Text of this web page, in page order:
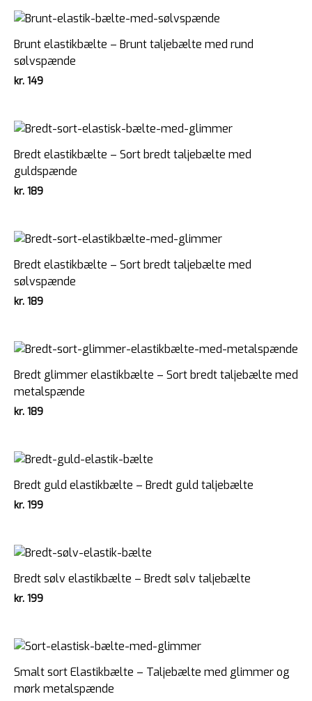
Brunt elastikbælte – Brunt taljebælte med rund
sølvspænde
kr. 149
Bredt elastikbælte – Sort bredt taljebælte med
guldspænde
kr. 189
Bredt elastikbælte – Sort bredt taljebælte med
sølvspænde
kr. 189
Bredt glimmer elastikbælte – Sort bredt taljebælte med
metalspænde
kr. 189
Bredt guld elastikbælte – Bredt guld taljebælte
kr. 199
Bredt sølv elastikbælte – Bredt sølv taljebælte
kr. 199
Smalt sort Elastikbælte – Taljebælte med glimmer og
mørk metalspænde